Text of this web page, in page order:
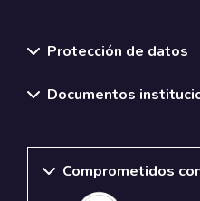
Protección de datos
Documentos
Comprometidos